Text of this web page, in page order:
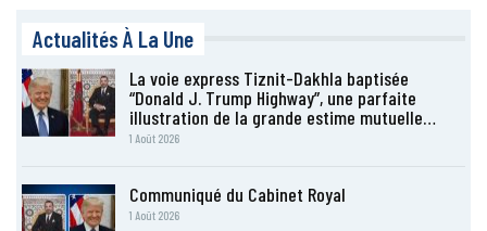
Actualités À La Une
La voie express Tiznit-Dakhla baptisée
“Donald J. Trump Highway”, une parfaite
illustration de la grande estime mutuelle…
1 Août 2026
Communiqué du Cabinet Royal
1 Août 2026